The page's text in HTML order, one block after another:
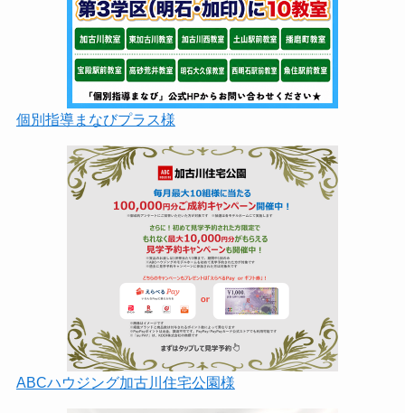
個別指導まなびプラス様
ABCハウジング加古川住宅公園様